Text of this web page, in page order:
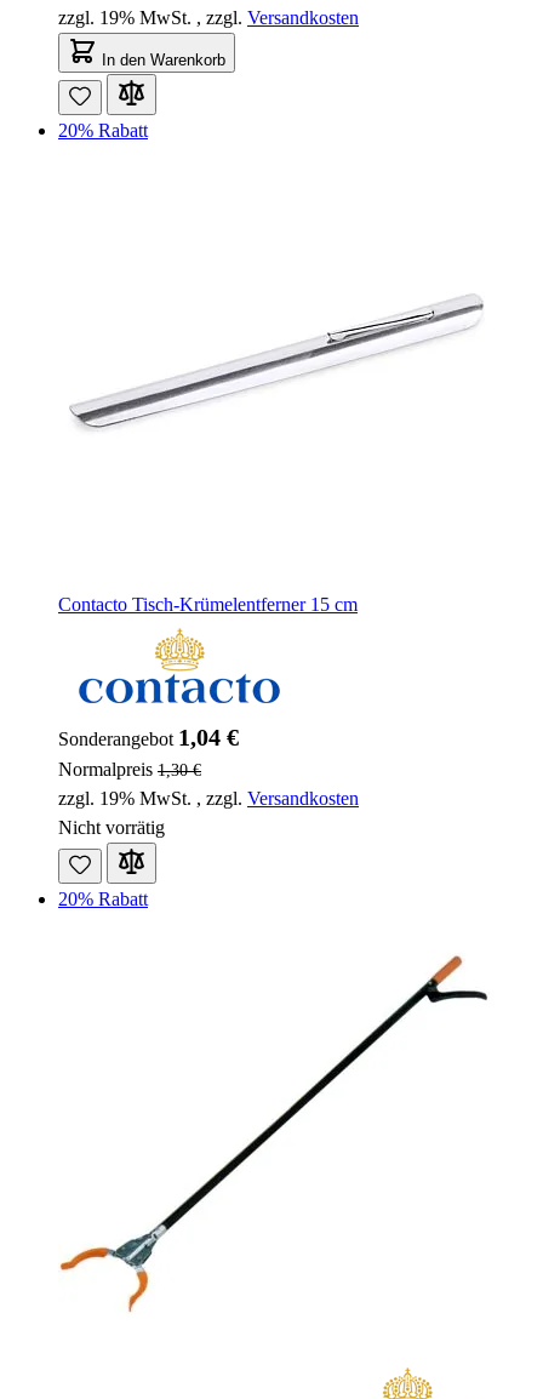
zzgl. 19% MwSt. , zzgl. Versandkosten
In den Warenkorb
20% Rabatt
Contacto Tisch-Krümelentferner 15 cm
Sonderangebot 1,04 €
Normalpreis 1,30 €
zzgl. 19% MwSt. , zzgl. Versandkosten
Nicht vorrätig
20% Rabatt